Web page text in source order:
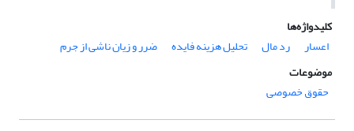
کلیدواژه‌ها
اعسار
رد مال تحلیل هزینه فایده
ضرر و زیان ناشی از جرم
موضوعات
حقوق خصوصی